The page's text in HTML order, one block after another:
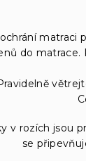
matraci
do matrace.
v rozích jsou
se